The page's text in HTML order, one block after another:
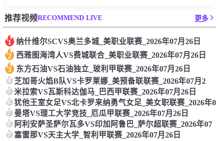
推荐视频RECOMMEND LIVE 更多
1 纳什维尔SCVS奥兰多城_美职业联赛_2026年07月26日
2 西雅图海湾人VS费城联合_美职业联赛_2026年07月26日
3 东方石油VS石油独立_玻利甲联赛_2026年07月26日
4 芝加哥火焰B队VS卡罗莱娜_美预备联联赛_2026年07月2
5 米拉索VS瓦斯科达伽马_巴西甲联赛_2026年07月26日
6 犹他王室女足VS北卡罗来纳勇气女足_美女职联赛_2026年0
7 曼塔VS理工大学竞技_厄瓜甲联赛_2026年07月26日
8 阿利安萨圣萨尔瓦多VS印加阿鲁巴_萨尔超联赛_2026年07
9 塞雷那VS天主大学_智利甲联赛_2026年07月26日